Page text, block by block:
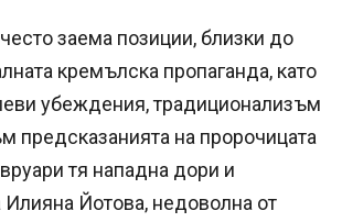
заема позиции, близки до
кремълска пропаганда, като
убеждения, традиционализъм
предсказанията на пророчицата
тя нападна дори и
Илияна Йотова, недоволна от